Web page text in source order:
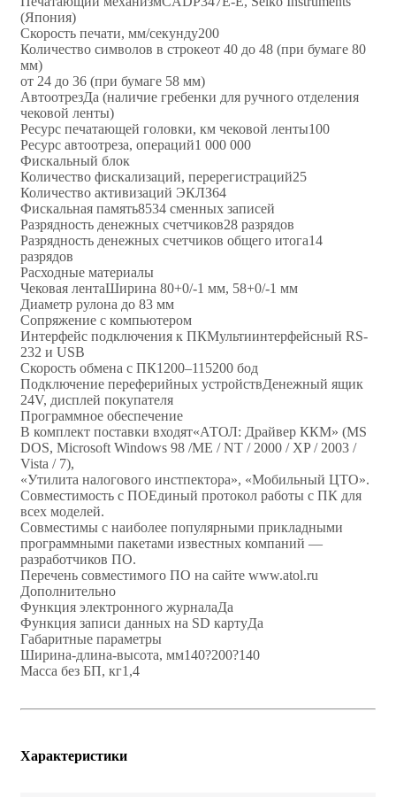
(Япония)
Скорость печати, мм/секунду200
Количество символов в строкеот 40 до 48 (при бумаге 80
мм)
от 24 до 36 (при бумаге 58 мм)
АвтоотрезДа (наличие гребенки для ручного отделения
чековой ленты)
Ресурс печатающей головки, км чековой ленты100
Ресурс автоотреза, операций1 000 000
Фискальный блок
Количество фискализаций, перерегистраций25
Количество активизаций ЭКЛЗ64
Фискальная память8534 сменных записей
Разрядность денежных счетчиков28 разрядов
Разрядность денежных счетчиков общего итога14
разрядов
Расходные материалы
Чековая лентаШирина 80+0/-1 мм, 58+0/-1 мм
Диаметр рулона до 83 мм
Сопряжение с компьютером
Интерфейс подключения к ПКМультиинтерфейсный RS-
232 и USB
Скорость обмена с ПК1200–115200 бод
Подключение переферийных устройствДенежный ящик
24V, дисплей покупателя
Программное обеспечение
В комплект поставки входят«АТОЛ: Драйвер ККМ» (MS
DOS, Microsoft Windows 98 /ME / NT / 2000 / XP / 2003 /
Vista / 7),
«Утилита налогового инстпектора», «Мобильный ЦТО».
Совместимость с ПОЕдиный протокол работы с ПК для
всех моделей.
Совместимы с наиболее популярными прикладными
программными пакетами известных компаний —
разработчиков ПО.
Перечень совместимого ПО на сайте www.atol.ru
Дополнительно
Функция электронного журналаДа
Функция записи данных на SD картуДа
Габаритные параметры
Ширина-длина-высота, мм140?200?140
Масса без БП, кг1,4
Характеристики